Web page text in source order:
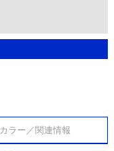
カラー／関連情報